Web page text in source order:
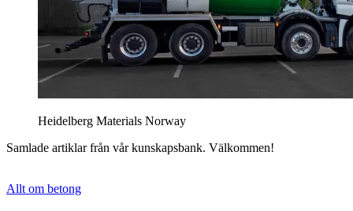
Heidelberg Materials Norway
Samlade artiklar från vår kunskapsbank. Välkommen!
Allt om betong